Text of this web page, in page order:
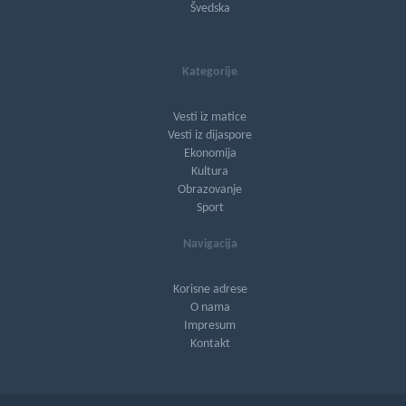
Švedska
Kategorije
Vesti iz matice
Vesti iz dijaspore
Ekonomija
Kultura
Obrazovanje
Sport
Navigacija
Korisne adrese
O nama
Impresum
Kontakt